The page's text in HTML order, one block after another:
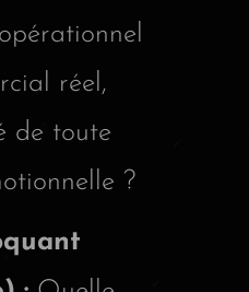
réel,
de toute
?